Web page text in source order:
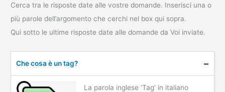
Cerca tra le risposte date alle vostre domande. Inserisci una o
più parole dell’argomento che cerchi nel box qui sopra.
Qui sotto le ultime risposte date alle domande da Voi inviate.
Che cosa è un tag?
La parola inglese ‘Tag’ in italiano